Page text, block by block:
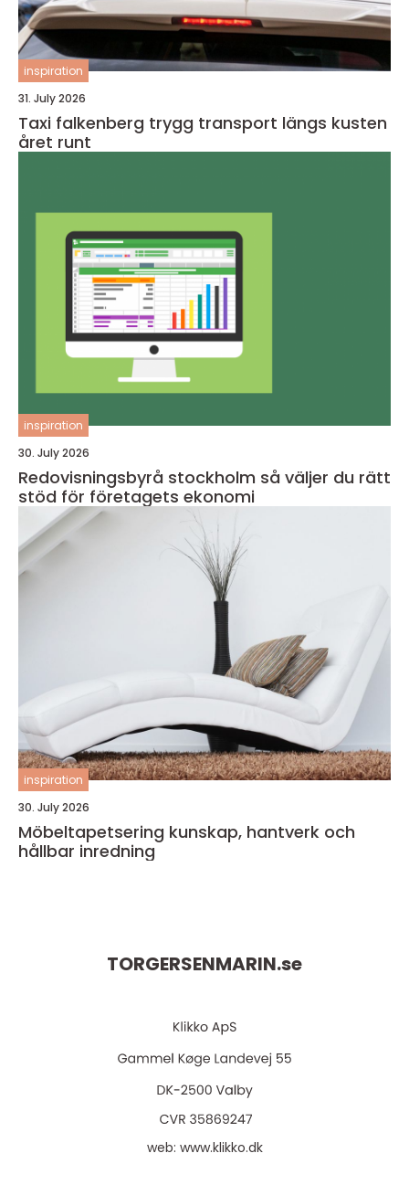
inspiration
31. July 2026
Taxi falkenberg trygg transport längs kusten
året runt
inspiration
30. July 2026
Redovisningsbyrå stockholm så väljer du rätt
stöd för företagets ekonomi
inspiration
30. July 2026
Möbeltapetsering kunskap, hantverk och
hållbar inredning
TORGERSENMARIN.se
web: www.klikko.dk